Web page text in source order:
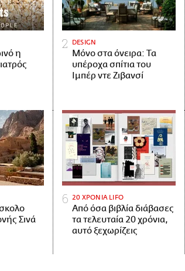
η
DESIGN
Μόνο στα όνειρα: Τα
υπέροχα σπίτια του
Ιμπέρ ντε Ζιβανσί
Σινά
20 ΧΡΟΝΙΑ LIFO
Από όσα βιβλία διάβασες
τα τελευταία 20 χρόνια,
αυτό ξεχωρίζεις